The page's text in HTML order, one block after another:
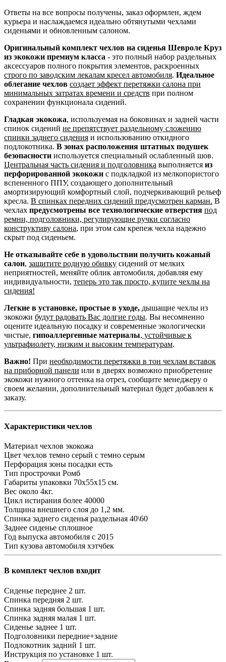
Ответы на все вопросы получены, заказ оформлен, ждем
курьера и наслаждаемся идеально обтянутыми чехлами
сиденьями и обновленным салоном.
Оригинальный комплект чехлов на сиденья Шевроле Круз
из экокожи премиум класса - это полный набор раздельных
аксессуаров полного покрытия элементов, раскроенных
строго по заводским лекалам кресел автомобиля. Идеальное
облегание чехлов создает эффект перетяжки салона при
минимальных затратах времени и средств при полном
сохранении функционала сидений.
Гладкая экокожа, используемая на боковинах и задней части
спинок сидений не препятствует раздельному сложению
спинки заднего сидения и использованию откидного
подлокотника. В зонах расположения штатных подушек
безопасности используется специальный ослабленный шов.
Центральная часть сидения и подголовника выполняется из
перфорированной экокожи с подкладкой из мелкопористого
вспененного ППУ, создающего дополнительный
амортизирующий комфортный слой, подчеркивающий рельеф
кресла. В спинках передних сидений предусмотрен карман. В
чехлах предусмотрены все технологические отверстия под
ремни, подголовники, регулирующие ручки согласно
конструктиву салона, при этом сам крепеж чехла надежно
скрыт под сиденьем.
Не отказывайте себе в удовольствии получить кожаный
салон, защитите родную обивку сидений от мелких
неприятностей, меняйте облик автомобиля, добавляя ему
индивидуальности, теперь это так просто, купите чехлы на
сидения!
Легкие в установке, простые в уходе, дышащие чехлы из
экокожи будут радовать Вас долгие годы. Вы несомненно
оцените идеальную посадку и современные экологически
чистые, гипоаллергенные материалы, устойчивые к
ультрафиолету, низким и высоким температурам.
Важно! При необходимости перетяжки в тон чехлам вставок
на приборной панели или в дверях возможно приобретение
экокожи нужного оттенка на отрез, сообщите менеджеру о
своем желании, дополнительный материал будет добавлен к
заказу.
Характеристики чехлов
Материал чехлов экокожа
Цвет чехлов темно серый с темно серым
Перфорация зоны посадки есть
Тип прострочки Ромб
Габариты упаковки 70х55х15 см.
Вес около 4кг.
Цикл истирания более 40000
Толщина внешнего слоя до 1,2 мм.
Спинка заднего сиденья раздельная 40\60
Заднее сиденье сплошное
Год выпуска автомобиля с 2015
Тип кузова автомобиля хэтчбек
В комплект чехлов входит
Сиденье переднее 2 шт.
Спинка передняя 2 шт.
Спинка задняя большая 1 шт.
Спинка задняя малая 1 шт.
Сиденье заднее 1 шт.
Подголовники передние+задние
Подлокотник задний 1 шт.
Инструкция по установке 1 шт.